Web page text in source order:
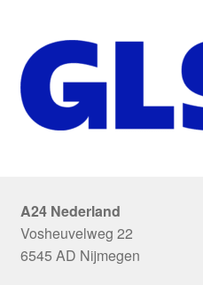
A24 Nederland
Vosheuvelweg 22
6545 AD Nijmegen